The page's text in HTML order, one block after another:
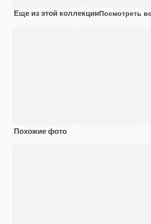
Еще из этой коллекцииПосмотреть
Похожие фото